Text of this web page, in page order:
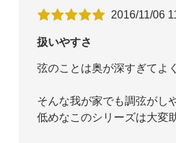
2016/11/06
扱いやすさ
弦のことは奥が深すぎてよ
そんな我が家でも調弦がし
低めなこのシリーズは大変